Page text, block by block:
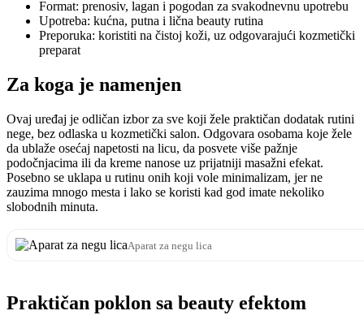
Format: prenosiv, lagan i pogodan za svakodnevnu upotrebu
Upotreba: kućna, putna i lična beauty rutina
Preporuka: koristiti na čistoj koži, uz odgovarajući kozmetički
preparat
Za koga je namenjen
Ovaj uređaj je odličan izbor za sve koji žele praktičan dodatak rutini
nege, bez odlaska u kozmetički salon. Odgovara osobama koje žele
da ublaže osećaj napetosti na licu, da posvete više pažnje
podočnjacima ili da kreme nanose uz prijatniji masažni efekat.
Posebno se uklapa u rutinu onih koji vole minimalizam, jer ne
zauzima mnogo mesta i lako se koristi kad god imate nekoliko
slobodnih minuta.
Aparat za negu lica
Praktičan poklon sa beauty efektom